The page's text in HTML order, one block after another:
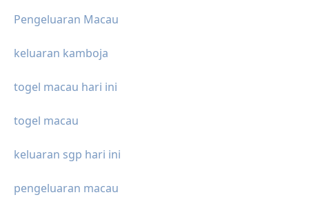
Pengeluaran Macau
keluaran kamboja
togel macau hari ini
togel macau
keluaran sgp hari ini
pengeluaran macau